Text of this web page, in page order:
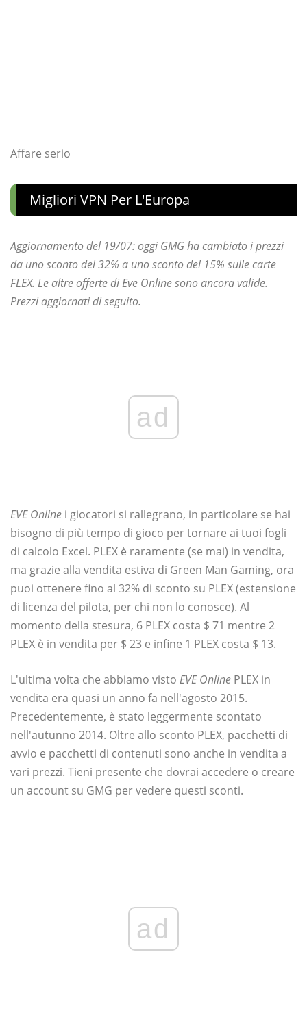
Affare serio
Migliori VPN Per L'Europa
Aggiornamento del 19/07: oggi GMG ha cambiato i prezzi
da uno sconto del 32% a uno sconto del 15% sulle carte
FLEX. Le altre offerte di Eve Online sono ancora valide.
Prezzi aggiornati di seguito.
ad
EVE Online i giocatori si rallegrano, in particolare se hai
bisogno di più tempo di gioco per tornare ai tuoi fogli
di calcolo Excel. PLEX è raramente (se mai) in vendita,
ma grazie alla vendita estiva di Green Man Gaming, ora
puoi ottenere fino al 32% di sconto su PLEX (estensione
di licenza del pilota, per chi non lo conosce). Al
momento della stesura, 6 PLEX costa $ 71 mentre 2
PLEX è in vendita per $ 23 e infine 1 PLEX costa $ 13.
L'ultima volta che abbiamo visto EVE Online PLEX in
vendita era quasi un anno fa nell'agosto 2015.
Precedentemente, è stato leggermente scontato
nell'autunno 2014. Oltre allo sconto PLEX, pacchetti di
avvio e pacchetti di contenuti sono anche in vendita a
vari prezzi. Tieni presente che dovrai accedere o creare
un account su GMG per vedere questi sconti.
ad